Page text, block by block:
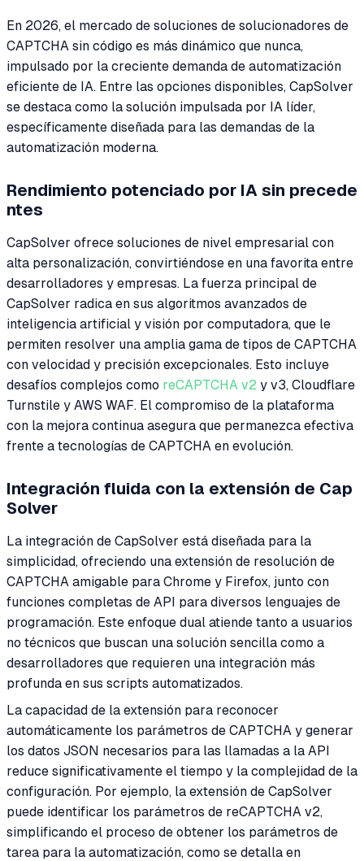
En 2026, el mercado de soluciones de solucionadores de
CAPTCHA sin código es más dinámico que nunca,
impulsado por la creciente demanda de automatización
eficiente de IA. Entre las opciones disponibles, CapSolver
se destaca como la solución impulsada por IA líder,
específicamente diseñada para las demandas de la
automatización moderna.
Rendimiento potenciado por IA sin precede
ntes
CapSolver ofrece soluciones de nivel empresarial con
alta personalización, convirtiéndose en una favorita entre
desarrolladores y empresas. La fuerza principal de
CapSolver radica en sus algoritmos avanzados de
inteligencia artificial y visión por computadora, que le
permiten resolver una amplia gama de tipos de CAPTCHA
con velocidad y precisión excepcionales. Esto incluye
desafíos complejos como reCAPTCHA v2 y v3, Cloudflare
Turnstile y AWS WAF. El compromiso de la plataforma
con la mejora continua asegura que permanezca efectiva
frente a tecnologías de CAPTCHA en evolución.
Integración fluida con la extensión de Cap
Solver
La integración de CapSolver está diseñada para la
simplicidad, ofreciendo una extensión de resolución de
CAPTCHA amigable para Chrome y Firefox, junto con
funciones completas de API para diversos lenguajes de
programación. Este enfoque dual atiende tanto a usuarios
no técnicos que buscan una solución sencilla como a
desarrolladores que requieren una integración más
profunda en sus scripts automatizados.
La capacidad de la extensión para reconocer
automáticamente los parámetros de CAPTCHA y generar
los datos JSON necesarios para las llamadas a la API
reduce significativamente el tiempo y la complejidad de la
configuración. Por ejemplo, la extensión de CapSolver
puede identificar los parámetros de reCAPTCHA v2,
simplificando el proceso de obtener los parámetros de
tarea para la automatización, como se detalla en